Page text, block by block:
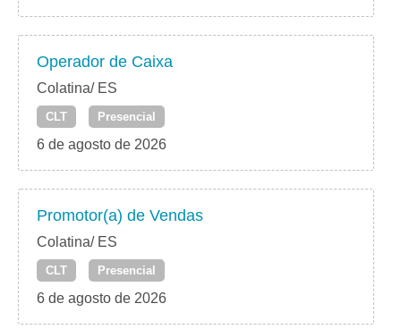
Operador de Caixa
Colatina/ ES
CLT Presencial
6 de agosto de 2026
Promotor(a) de Vendas
Colatina/ ES
CLT Presencial
6 de agosto de 2026